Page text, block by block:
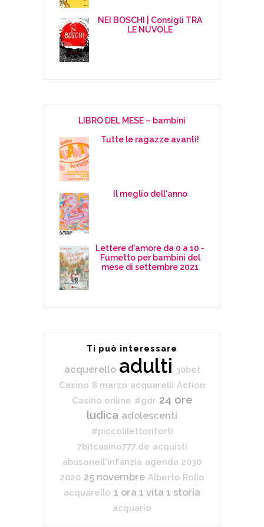
NEI BOSCHI | Consigli TRA
LE NUVOLE
LIBRO DEL MESE – bambini
Tutte le ragazze avanti!
Il meglio dell'anno
Lettere d'amore da 0 a 10 -
Fumetto per bambini del
mese di settembre 2021
Ti può interessare
acquerello adulti 30bet
Casino 8 marzo acquarelli Action
Casino online #gdr 24 ore
ludica adolescenti
#piccolilettoriforti
7bitcasino777.de acquisti
abusonell'infanzia agenda 2030
2020 25 novembre Alberto Rollo
acquarello 1 ora 1 vita 1 storia
acquario